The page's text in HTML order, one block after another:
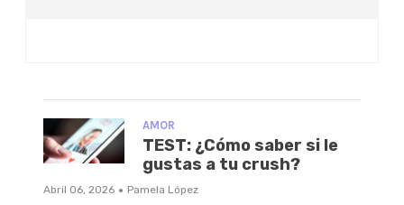
AMOR
TEST: ¿Cómo saber si le
gustas a tu crush?
Abril 06, 2026 · Pamela López